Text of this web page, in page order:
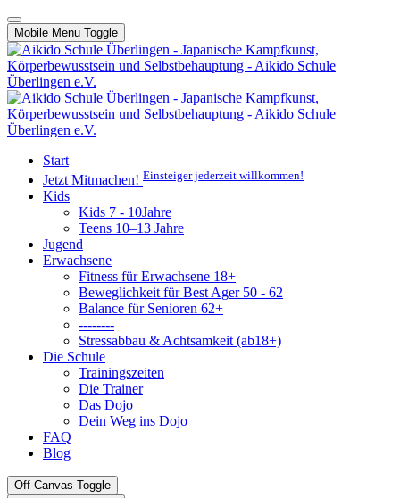
Mobile Menu Toggle
Start
Jetzt Mitmachen! Einsteiger jederzeit willkommen!
Kids
Kids 7 - 10Jahre
Teens 10–13 Jahre
Jugend
Erwachsene
Fitness für Erwachsene 18+
Beweglichkeit für Best Ager 50 - 62
Balance für Senioren 62+
--------
Stressabbau & Achtsamkeit (ab18+)
Die Schule
Trainingszeiten
Die Trainer
Das Dojo
Dein Weg ins Dojo
FAQ
Blog
Off-Canvas Toggle